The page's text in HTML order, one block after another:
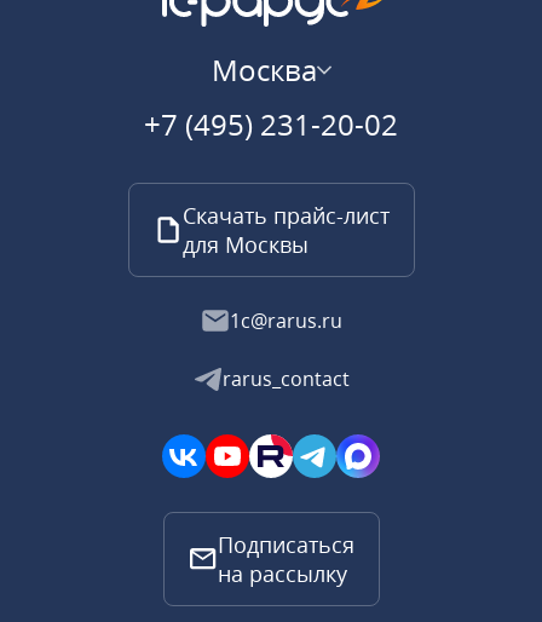
Москва
+7 (495) 231-20-02
Скачать прайс-лист
для Москвы
1c@rarus.ru
rarus_contact
Подписаться
на рассылку